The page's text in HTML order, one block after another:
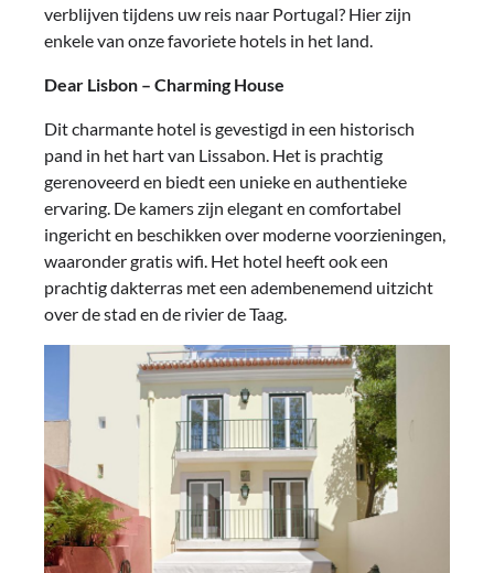
verblijven tijdens uw reis naar Portugal? Hier zijn
enkele van onze favoriete hotels in het land.
Dear Lisbon – Charming House
Dit charmante hotel is gevestigd in een historisch
pand in het hart van Lissabon. Het is prachtig
gerenoveerd en biedt een unieke en authentieke
ervaring. De kamers zijn elegant en comfortabel
ingericht en beschikken over moderne voorzieningen,
waaronder gratis wifi. Het hotel heeft ook een
prachtig dakterras met een adembenemend uitzicht
over de stad en de rivier de Taag.